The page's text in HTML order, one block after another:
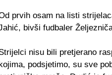
prvih osam na listi
bivši fudbaler
nisu bili pretjerano
kojima, podsjetimo, su sve